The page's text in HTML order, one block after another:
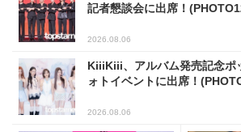
記者懇談会に出席！
2026.08.06
KiiiKiii、アルバム発売記念ポ
ォトイベントに出席！
2026.08.06